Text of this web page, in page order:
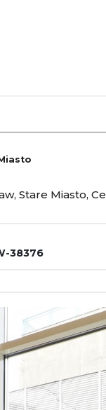
Stare Miasto,
38376